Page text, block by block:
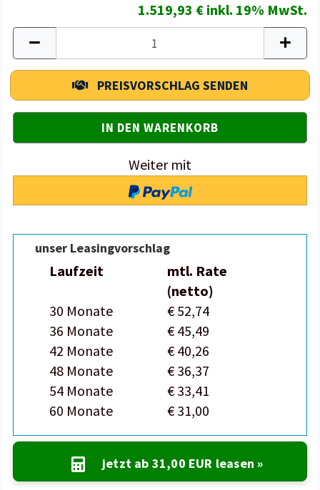
1.519,93 € inkl. 19% MwSt.
PREISVORSCHLAG SENDEN
Weiter mit
unser Leasingvorschlag
Laufzeit
mtl. Rate
(netto)
30 Monate
€ 52,74
36 Monate
€ 45,49
42 Monate
€ 40,26
48 Monate
€ 36,37
54 Monate
€ 33,41
60 Monate
€ 31,00
jetzt ab 31,00 EUR leasen »